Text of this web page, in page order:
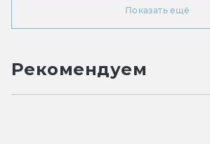
Показать ещё
Рекомендуем